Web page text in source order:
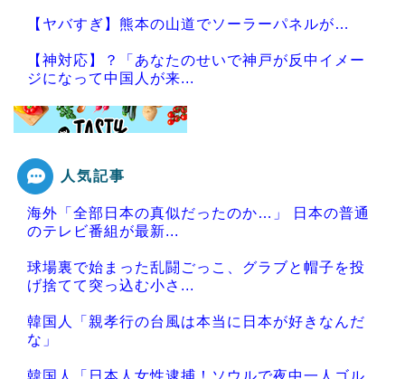
【ヤバすぎ】熊本の山道でソーラーパネルが…
【神対応】？「あなたのせいで神戸が反中イメー
ジになって中国人が来...
Powered by livedoor 相互RSS
人気記事
海外「全部日本の真似だったのか…」 日本の普通
のテレビ番組が最新...
球場裏で始まった乱闘ごっこ、グラブと帽子を投
げ捨てて突っ込む小さ...
韓国人「親孝行の台風は本当に日本が好きなんだ
な」
韓国人「日本人女性逮捕！ソウルで夜中一人ゴル